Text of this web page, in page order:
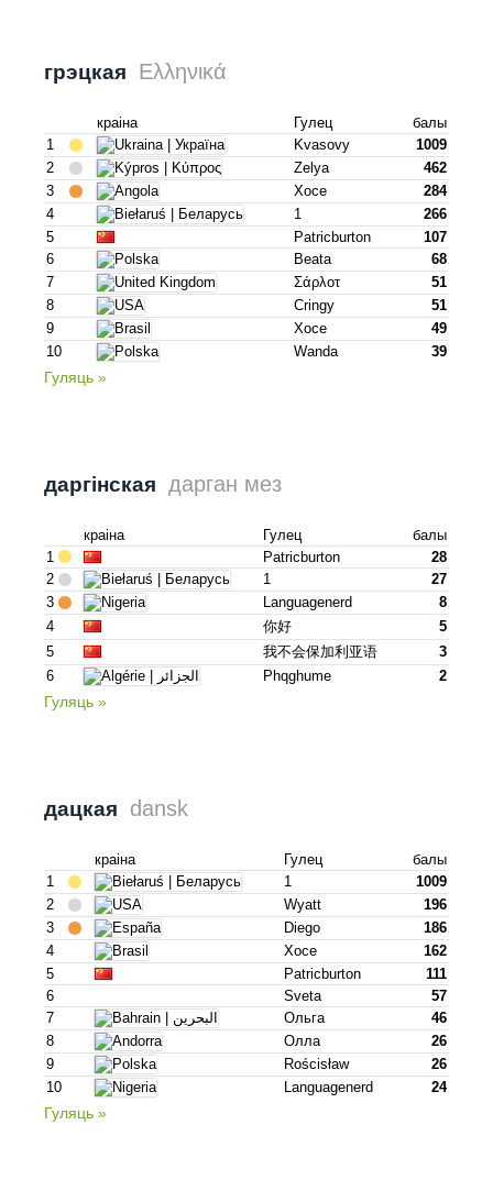
грэцкая Ελληνικά
краіна Гулец
балы
1
Kvasovy
1009
2
Zelya
462
3
Хосе
284
4
1
266
5
Patricburton
107
6
Beata
68
7
Σάρλοτ
51
8
Cringy
51
9
Хосе
49
10
Wanda 39
Гуляць »
даргінская дарган мез
краіна Гулец
балы
1
Patricburton
28
2
1
27
3
Languagenerd
8
4
你好
5
5
我不会保加利亚语
3
6
Phqghume 2
Гуляць »
дацкая dansk
краіна Гулец
балы
1
1
1009
2
Wyatt
196
3
Diego
186
4
Хосе
162
5
Patricburton
111
6
Sveta
57
7
Ольга
46
8
Олла
26
9
Rościsław
26
10
Languagenerd 24
Гуляць »